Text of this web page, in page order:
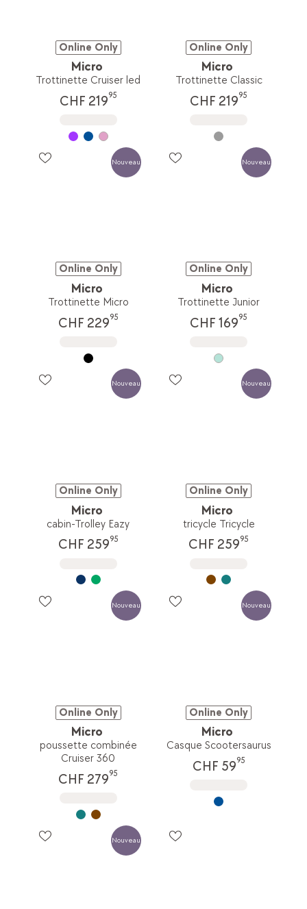
Online Only
Micro
Trottinette Cruiser led
CHF 21995
Online Only
Micro
Trottinette Classic
CHF 21995
Nouveau
Online Only
Micro
Trottinette Micro
CHF 22995
Nouveau
Online Only
Micro
Trottinette Junior
CHF 16995
Nouveau
Online Only
Micro
cabin-Trolley Eazy
CHF 25995
Nouveau
Online Only
Micro
tricycle Tricycle
CHF 25995
Nouveau
Online Only
Micro
poussette combinée
Cruiser 360
CHF 27995
Nouveau
Online Only
Micro
Casque Scootersaurus
CHF 5995
Nouveau